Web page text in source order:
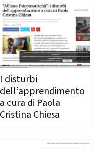
I disturbi
dell’apprendimento
a cura di Paola
Cristina Chiesa